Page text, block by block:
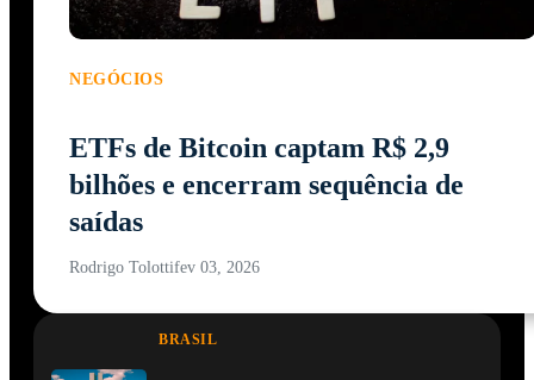
NEGÓCIOS
ETFs de Bitcoin captam R$ 2,9
bilhões e encerram sequência de
saídas
Rodrigo Tolottifev 03, 2026
BRASIL